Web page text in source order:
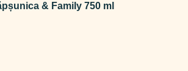
& Family 750 ml